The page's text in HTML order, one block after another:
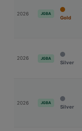
2026 JGBA
Gold
2026 JGBA
Silver
2026 JGBA
Silver